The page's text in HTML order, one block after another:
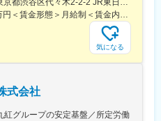
＜勤務地詳細1＞本社住所：東京都渋谷区代々木2-2-2 JR東日本本社ビル9階受動喫煙対策：屋内全面禁煙＜勤務地詳細2＞東京都内オフィス住所：東京都23区内 受動喫煙対策：屋内全面禁煙変更の範囲：会社の定める事業所（リモートワーク含む）
＜予定年収＞410万円～470万円＜賃金形態＞月給制＜賃金内訳＞月額（基本給）：240,000円～250,000円＜月給＞240,000円～250,000円＜昇給有無＞有＜残業手当＞有＜給与補足＞※想定年収には残業月20Hも含めています■昇給：年1回■賞与：年2回(合計3.0ヶ月程度)※総合職：計6.0ヶ月程度■モデル年収総合職（課長）900万円総合職（マネージャー）630万円総合職（主任）520万円エリア（課員）410万円賃金はあくまでも目安の金額であり、選考を通じて上下する可能性があります。月給(月額)は固定手当を含めた表記です。
気になる
式会社
紅グループの安定基盤／所定労働